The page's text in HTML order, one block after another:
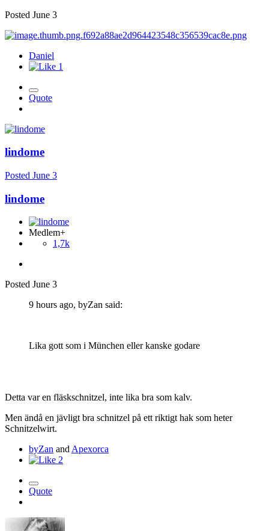
Posted June 3
Daniel
1
Quote
lindome
Posted June 3
lindome
Medlem+
1,7k
Posted June 3
9 hours ago, byZan said:
Lika gott som i München eller kanske godare
Detta var en fläskschnitzel, inte lika bra som kalv.
Men ändå en jävligt bra schnitzel på ett riktigt hak som heter
Schnitzelwirt.
byZan andApexorca
2
Quote